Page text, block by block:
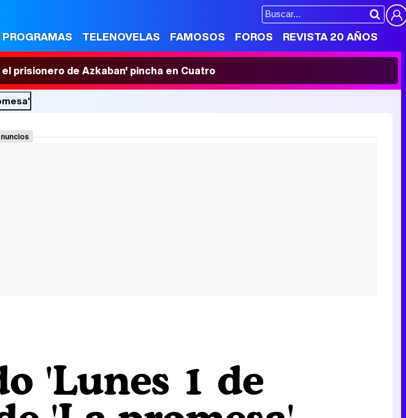
PROGRAMAS TELENOVELAS FAMOSOS FOROS REVISTA 20 AÑOS
prisionero de Azkaban' pincha en Cuatro
'Lunes 1 de